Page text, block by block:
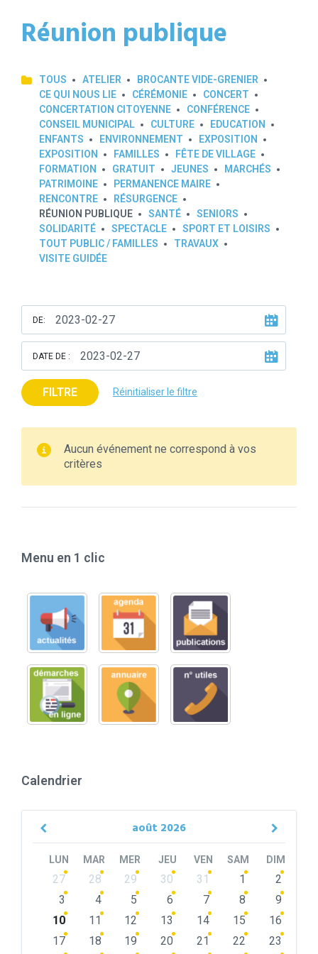
Réunion publique
TOUS ATELIER
BROCANTE VIDE-GRENIER
CE QUI NOUS LIE
CÉRÉMONIE
CONCERT
CONCERTATION CITOYENNE
CONFÉRENCE
CONSEIL MUNICIPAL
CULTURE
EDUCATION
ENFANTS
ENVIRONNEMENT
EXPOSITION
EXPOSITION
FAMILLES
FÊTE DE VILLAGE
FORMATION
GRATUIT JEUNES
MARCHÉS
PATRIMOINE
PERMANENCE MAIRE
RENCONTRE
RÉSURGENCE
RÉUNION PUBLIQUE
SANTÉ
SENIORS
SOLIDARITÉ
SPECTACLE
SPORT ET LOISIRS
TOUT PUBLIC / FAMILLES
TRAVAUX
VISITE GUIDÉE
DE:
DATE DE :
FILTRE Réinitialiser le filtre
Aucun événement ne correspond à vos
critères
Menu en 1 clic
Calendrier
août 2026
Previous
LUN MAR MER JEU VEN SAM DIM
Skip
calendar
27 28 29 30 31 1
2
3
4 5 6 7 8
9
10
11 12 13 14 15
16
17
18 19 20 21 22
23